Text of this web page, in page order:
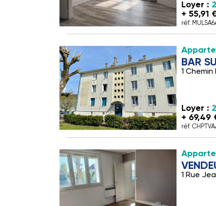
Loyer :
+ 55,91
réf.
BAR
1
Loyer :
+ 69,49
réf.
1 Rue